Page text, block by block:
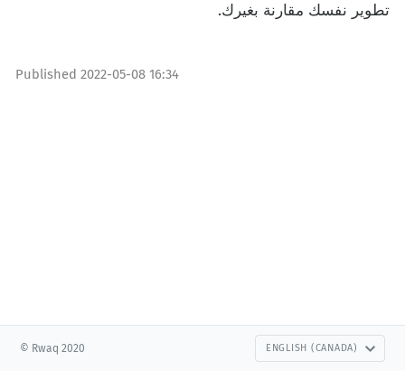
تطوير نفسك مقارنة بغيرك.
Published 2022-05-08 16:34
© Rwaq 2020 ENGLISH (CANADA)